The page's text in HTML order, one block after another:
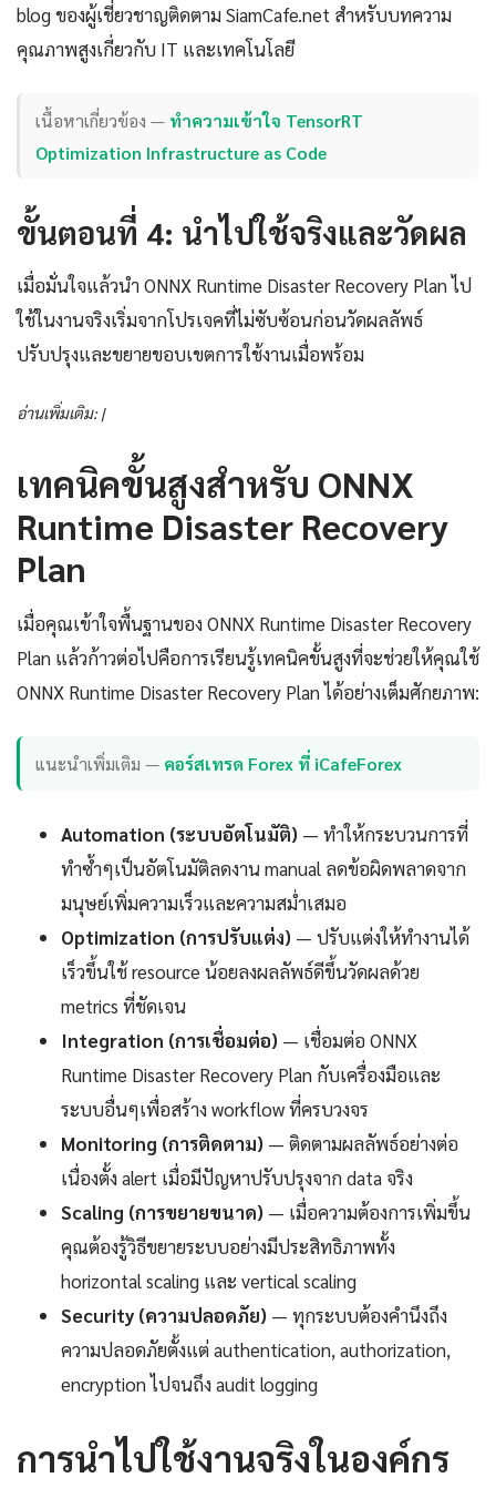
blog ของผู้เชี่ยวชาญติดตาม SiamCafe.net สำหรับบทความ
คุณภาพสูงเกี่ยวกับ IT และเทคโนโลยี
เนื้อหาเกี่ยวข้อง — ทำความเข้าใจ TensorRT
Optimization Infrastructure as Code
ขั้นตอนที่ 4: นำไปใช้จริงและวัดผล
เมื่อมั่นใจแล้วนำ ONNX Runtime Disaster Recovery Plan ไป
ใช้ในงานจริงเริ่มจากโปรเจคที่ไม่ซับซ้อนก่อนวัดผลลัพธ์
ปรับปรุงและขยายขอบเขตการใช้งานเมื่อพร้อม
อ่านเพิ่มเติม: |
เทคนิคขั้นสูงสำหรับ ONNX
Runtime Disaster Recovery
Plan
เมื่อคุณเข้าใจพื้นฐานของ ONNX Runtime Disaster Recovery
Plan แล้วก้าวต่อไปคือการเรียนรู้เทคนิคขั้นสูงที่จะช่วยให้คุณใช้
ONNX Runtime Disaster Recovery Plan ได้อย่างเต็มศักยภาพ:
แนะนำเพิ่มเติม — คอร์สเทรด Forex ที่ iCafeForex
Automation (ระบบอัตโนมัติ) — ทำให้กระบวนการที่
ทำซ้ำๆเป็นอัตโนมัติลดงาน manual ลดข้อผิดพลาดจาก
มนุษย์เพิ่มความเร็วและความสม่ำเสมอ
Optimization (การปรับแต่ง) — ปรับแต่งให้ทำงานได้
เร็วขึ้นใช้ resource น้อยลงผลลัพธ์ดีขึ้นวัดผลด้วย
metrics ที่ชัดเจน
Integration (การเชื่อมต่อ) — เชื่อมต่อ ONNX
Runtime Disaster Recovery Plan กับเครื่องมือและ
ระบบอื่นๆเพื่อสร้าง workflow ที่ครบวงจร
Monitoring (การติดตาม) — ติดตามผลลัพธ์อย่างต่อ
เนื่องตั้ง alert เมื่อมีปัญหาปรับปรุงจาก data จริง
Scaling (การขยายขนาด) — เมื่อความต้องการเพิ่มขึ้น
คุณต้องรู้วิธีขยายระบบอย่างมีประสิทธิภาพทั้ง
horizontal scaling และ vertical scaling
Security (ความปลอดภัย) — ทุกระบบต้องคำนึงถึง
ความปลอดภัยตั้งแต่ authentication, authorization,
encryption ไปจนถึง audit logging
การนำไปใช้งานจริงในองค์กร